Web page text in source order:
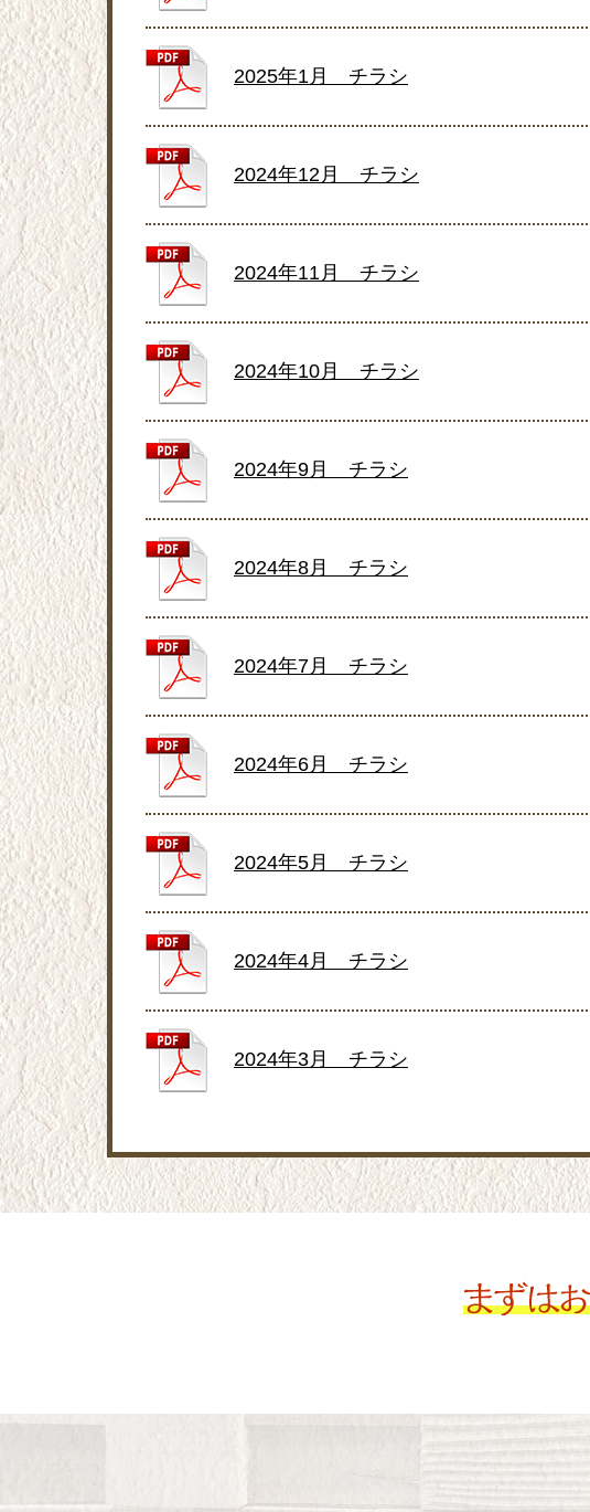
2025年1月 チラシ
2024年12月 チラシ
2024年11月 チラシ
2024年10月 チラシ
2024年9月 チラシ
2024年8月 チラシ
2024年7月 チラシ
2024年6月 チラシ
2024年5月 チラシ
2024年4月 チラシ
2024年3月 チラシ